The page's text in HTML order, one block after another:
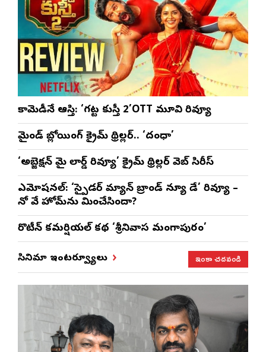
కామెడీనే ఆస్తి: ‘గట్ట కుస్తీ 2’OTT మూవి రివ్యూ
మైండ్ బ్లోయింగ్ క్రైమ్ థ్రిల్లర్.. ‘దంధా’
‘అబ్జెక్ష‌న్ మై లార్డ్ రివ్యూ’ క్రైమ్ థ్రిల్ల‌ర్ వెబ్ సిరీస్
ఎమోష‌న‌ల్‌: ‘స్పైడర్ మ్యాన్ బ్రాండ్ న్యూ డే’ రివ్యూ –
నో వే హోమ్‌ను మించేసిందా?
రొటీన్‌ కమర్షియల్‌ కథ ‘శ్రీనివాస మంగాపురం’
సినిమా ఇంటర్వ్యూలు ఇంకా చదవండి